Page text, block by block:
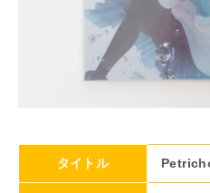
タイトル